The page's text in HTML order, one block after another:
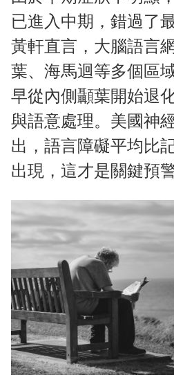
已進入中期，錯過了
黃軒直言，大腦語言
葉、海馬迴等多個區
早從內側顳葉開始退
與語意處理。美國神
出，語言障礙平均比
出現，這才是關鍵預警